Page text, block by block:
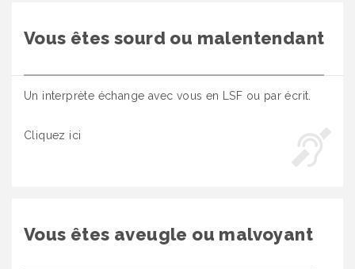
Vous êtes sourd ou malentendant
Un interprète échange avec vous en LSF ou par écrit.
Cliquez ici
Vous êtes aveugle ou malvoyant